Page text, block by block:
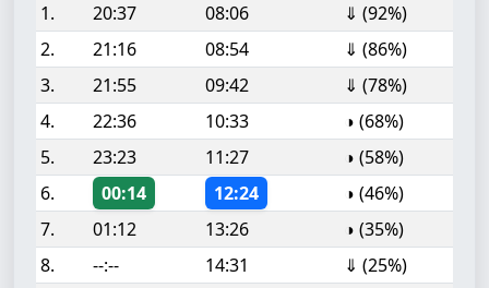
1.
20:37 08:06
⇓ (92%)
2.
21:16 08:54
⇓ (86%)
3.
21:55 09:42
⇓ (78%)
4.
22:36 10:33
◑ (68%)
5.
23:23 11:27
◑ (58%)
6.
00:14 12:24
◑ (46%)
7.
01:12 13:26
◑ (35%)
8.
--:-- 14:31
⇓ (25%)